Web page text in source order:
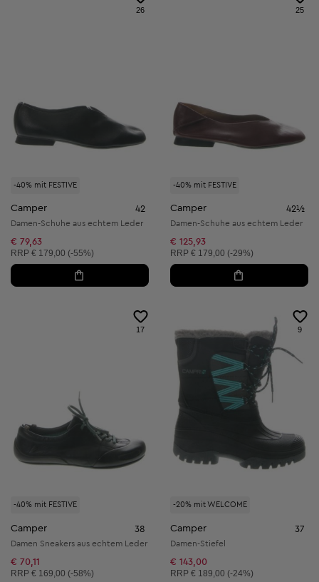
-40% mit FESTIVE
26
Camper 42
Damen-Schuhe aus echtem Leder
€ 79,63
Unverbindliche Preisempfehlung:
RRP € 179,00 (-55%)
-40% mit FESTIVE
25
Camper 42½
Damen-Schuhe aus echtem Leder
€ 125,93
Unverbindliche Preisempfehlung:
RRP € 179,00 (-29%)
-40% mit FESTIVE
17
Camper 38
Damen Sneakers aus echtem Leder
€ 70,11
Unverbindliche Preisempfehlung:
RRP € 169,00 (-58%)
-20% mit WELCOME
9
Camper 37
Damen-Stiefel
€ 143,00
Unverbindliche Preisempfehlung:
RRP € 189,00 (-24%)